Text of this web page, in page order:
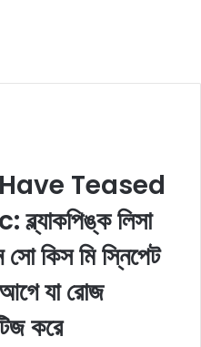
Teased
লিসা
সো কিস মি স্নিপেট
যা রোজ
করে